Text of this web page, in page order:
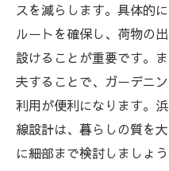
スを減らします。具体的
ルートを確保し、荷物の
設けることが重要です。
夫することで、ガーデニ
利用が便利になります。
線設計は、暮らしの質を
に細部まで検討しましょう